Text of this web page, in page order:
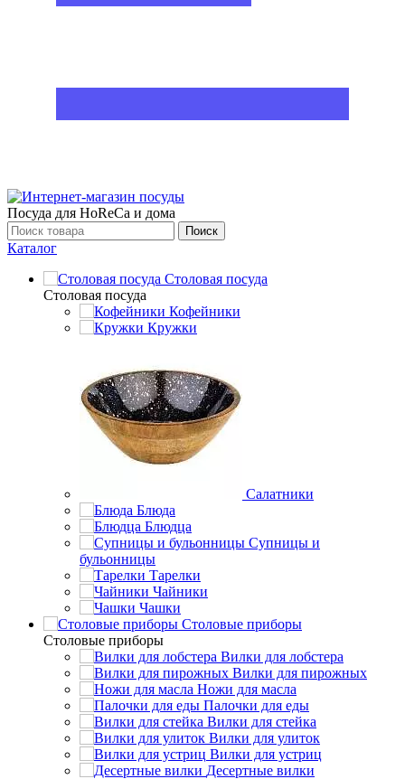
Посуда для HoReCa и дома
Поиск
Каталог
Столовая посуда
Столовая посуда
Кофейники
Кружки
Салатники
Блюда
Блюдца
Супницы и
бульонницы
Тарелки
Чайники
Чашки
Cтоловые приборы
Cтоловые приборы
Вилки для лобстера
Вилки для пирожных
Ножи для масла
Палочки для еды
Вилки для стейка
Вилки для улиток
Вилки для устриц
Десертные вилки